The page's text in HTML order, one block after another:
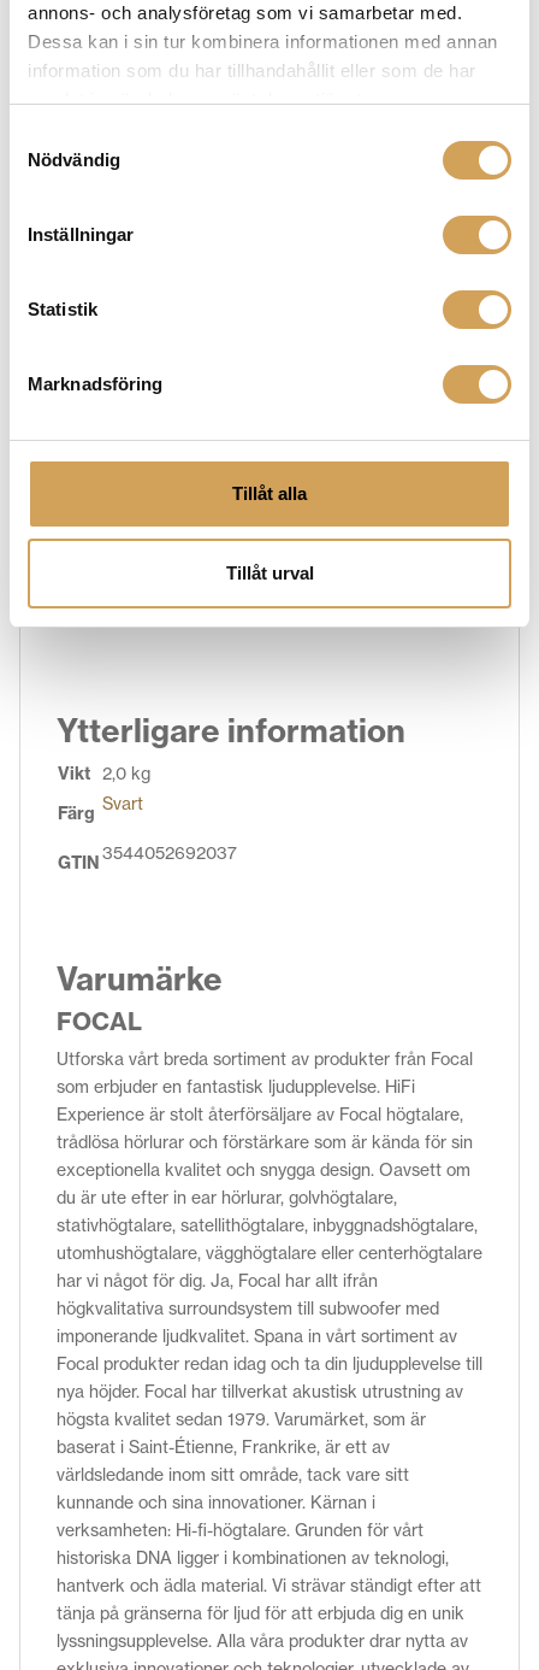
annons- och analysföretag som vi samarbetar med.
Dessa kan i sin tur kombinera informationen med annan
information som du har tillhandahållit eller som de har
samlat in när du har använt deras tjänster.
Nödvändig
Inställningar
Statistik
Marknadsföring
Tillåt alla
Tillåt urval
Mellanregister:4 tums fullregister (Atmos-
högtalare)
Bas:5 tums polyflex
65 – 25.000 Hz (Atmos:
Subwoofer: 282 x 305 x 299 mm
Ytterligare information
Vikt 2,0 kg
Färg Svart
GTIN3544052692037
Varumärke
FOCAL
Utforska vårt breda sortiment av produkter från Focal
som erbjuder en fantastisk ljudupplevelse. HiFi
Experience är stolt återförsäljare av Focal högtalare,
trådlösa hörlurar och förstärkare som är kända för sin
exceptionella kvalitet och snygga design. Oavsett om
du är ute efter in ear hörlurar, golvhögtalare,
stativhögtalare, satellithögtalare, inbyggnadshögtalare,
utomhushögtalare, vägghögtalare eller centerhögtalare
har vi något för dig. Ja, Focal har allt ifrån
högkvalitativa surroundsystem till subwoofer med
imponerande ljudkvalitet. Spana in vårt sortiment av
Focal produkter redan idag och ta din ljudupplevelse till
nya höjder. Focal har tillverkat akustisk utrustning av
högsta kvalitet sedan 1979. Varumärket, som är
baserat i Saint-Étienne, Frankrike, är ett av
världsledande inom sitt område, tack vare sitt
kunnande och sina innovationer. Kärnan i
verksamheten: Hi-fi-högtalare. Grunden för vårt
historiska DNA ligger i kombinationen av teknologi,
hantverk och ädla material. Vi strävar ständigt efter att
tänja på gränserna för ljud för att erbjuda dig en unik
lyssningsupplevelse. Alla våra produkter drar nytta av